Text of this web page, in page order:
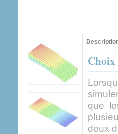
Contenu
Choix
que
deux